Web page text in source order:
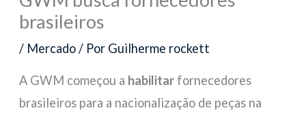
brasileiros
/ Mercado/ Por Guilherme rockett
A GWM começou a habilitar fornecedores
brasileiros para a nacionalização de peças na